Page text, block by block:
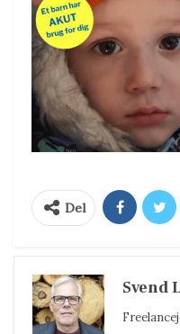
Del
Svend